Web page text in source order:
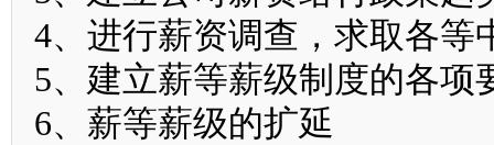
4、进行薪资调查，求取各等
5、建立薪等薪级制度的各项
6、薪等薪级的扩延